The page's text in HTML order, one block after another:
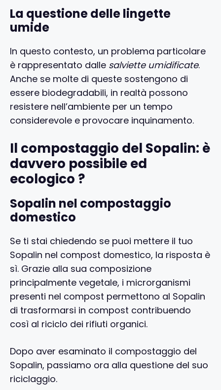
La questione delle lingette
umide
In questo contesto, un problema particolare
è rappresentato dalle salviette umidificate.
Anche se molte di queste sostengono di
essere biodegradabili, in realtà possono
resistere nell’ambiente per un tempo
considerevole e provocare inquinamento.
Il compostaggio del Sopalin: è
davvero possibile ed
ecologico ?
Sopalin nel compostaggio
domestico
Se ti stai chiedendo se puoi mettere il tuo
Sopalin nel compost domestico, la risposta è
sì. Grazie alla sua composizione
principalmente vegetale, i microrganismi
presenti nel compost permettono al Sopalin
di trasformarsi in compost contribuendo
così al riciclo dei rifiuti organici.
Dopo aver esaminato il compostaggio del
Sopalin, passiamo ora alla questione del suo
riciclaggio.